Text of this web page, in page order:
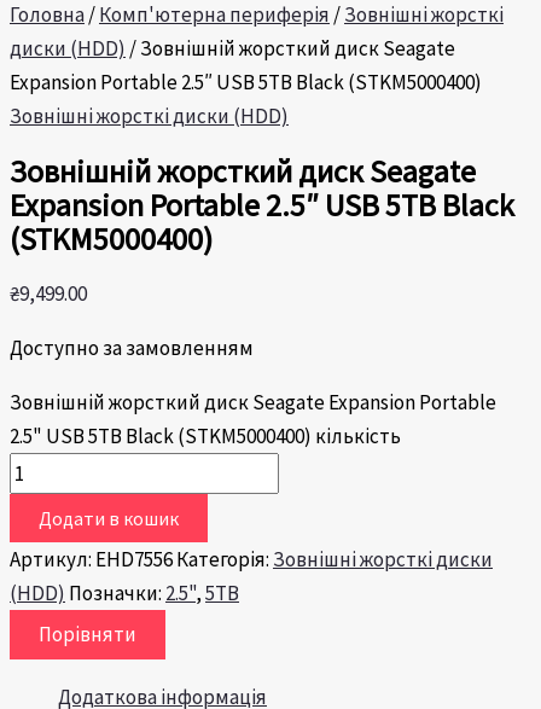
Головна/Комп'ютерна периферія /Зовнішні жорсткі
диски (HDD) / Зовнішній жорсткий диск Seagate
Expansion Portable 2.5″ USB 5TB Black (STKM5000400)
Зовнішні жорсткі диски (HDD)
Зовнішній жорсткий диск Seagate
Expansion Portable 2.5″ USB 5TB Black
(STKM5000400)
₴9,499.00
Доступно за замовленням
Зовнішній жорсткий диск Seagate Expansion Portable
2.5" USB 5TB Black (STKM5000400) кількість
Додати в кошик
Артикул: EHD7556Категорія: Зовнішні жорсткі диски
(HDD) Позначки: 2.5",5TB
Порівняти
Додаткова інформація